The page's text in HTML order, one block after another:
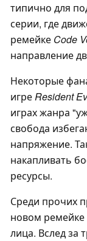
типично для
серии, где
ремейке Code
направление
Некоторые
игреResident
играх жанра
свобода
напряжение.
накапливать
ресурсы.
Среди прочих
новом ремейке
лица. Вслед за